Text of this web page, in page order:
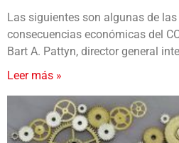
Las siguientes son algunas de
consecuencias económicas del
Bart A. Pattyn, director general
Leer más »